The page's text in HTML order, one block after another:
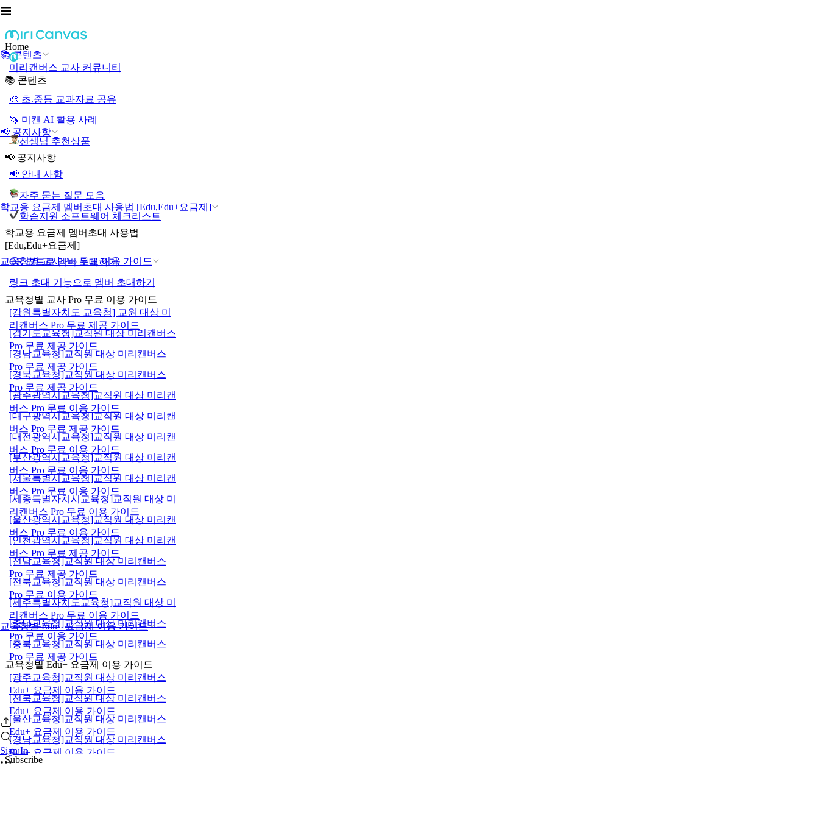
📚 콘텐츠
📢 공지사항
학교용 요금제 멤버초대 사용법 [Edu,Edu+요금제]
교육청별 교사 Pro 무료 이용 가이드
교육청별 Edu+ 요금제 이용 가이드
Sign In
Home
미리캔버스 교사 커뮤니티
📚 콘텐츠
🎨 초.중등 교과자료 공유
🦄 미캔 AI 활용 사례
선생님 추천상품
📢 공지사항
📢 안내 사항
자주 묻는 질문 모음
학습지원 소프트웨어 체크리스트
학교용 요금제 멤버초대 사용법
[Edu,Edu+요금제]
QR 코드로 멤버 초대하기
링크 초대 기능으로 멤버 초대하기
교육청별 교사 Pro 무료 이용 가이드
[강원특별자치도 교육청] 교원 대상 미
리캔버스 Pro 무료 제공 가이드
[경기도교육청]교직원 대상 미리캔버스
Pro 무료 제공 가이드
[경남교육청]교직원 대상 미리캔버스
Pro 무료 제공 가이드
[경북교육청]교직원 대상 미리캔버스
Pro 무료 제공 가이드
[광주광역시교육청]교직원 대상 미리캔
버스 Pro 무료 이용 가이드
[대구광역시교육청]교직원 대상 미리캔
버스 Pro 무료 제공 가이드
[대전광역시교육청]교직원 대상 미리캔
버스 Pro 무료 이용 가이드
[부산광역시교육청]교직원 대상 미리캔
버스 Pro 무료 이용 가이드
[서울특별시교육청]교직원 대상 미리캔
버스 Pro 무료 이용 가이드
[세종특별자치시교육청]교직원 대상 미
리캔버스 Pro 무료 이용 가이드
[울산광역시교육청]교직원 대상 미리캔
버스 Pro 무료 이용 가이드
[인천광역시교육청]교직원 대상 미리캔
버스 Pro 무료 제공 가이드
[전남교육청]교직원 대상 미리캔버스
Pro 무료 제공 가이드
[전북교육청]교직원 대상 미리캔버스
Pro 무료 이용 가이드
[제주특별자치도교육청]교직원 대상 미
리캔버스 Pro 무료 이용 가이드
[충남교육청]교직원 대상 미리캔버스
Pro 무료 이용 가이드
[충북교육청]교직원 대상 미리캔버스
Pro 무료 제공 가이드
교육청별 Edu+ 요금제 이용 가이드
[광주교육청]교직원 대상 미리캔버스
Edu+ 요금제 이용 가이드
[전북교육청]교직원 대상 미리캔버스
Edu+ 요금제 이용 가이드
[울산교육청]교직원 대상 미리캔버스
Edu+ 요금제 이용 가이드
[경남교육청]교직원 대상 미리캔버스
Edu+ 요금제 이용 가이드
Subscribe